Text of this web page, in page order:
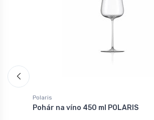
Polaris
Pohár na víno 450 ml POLARIS